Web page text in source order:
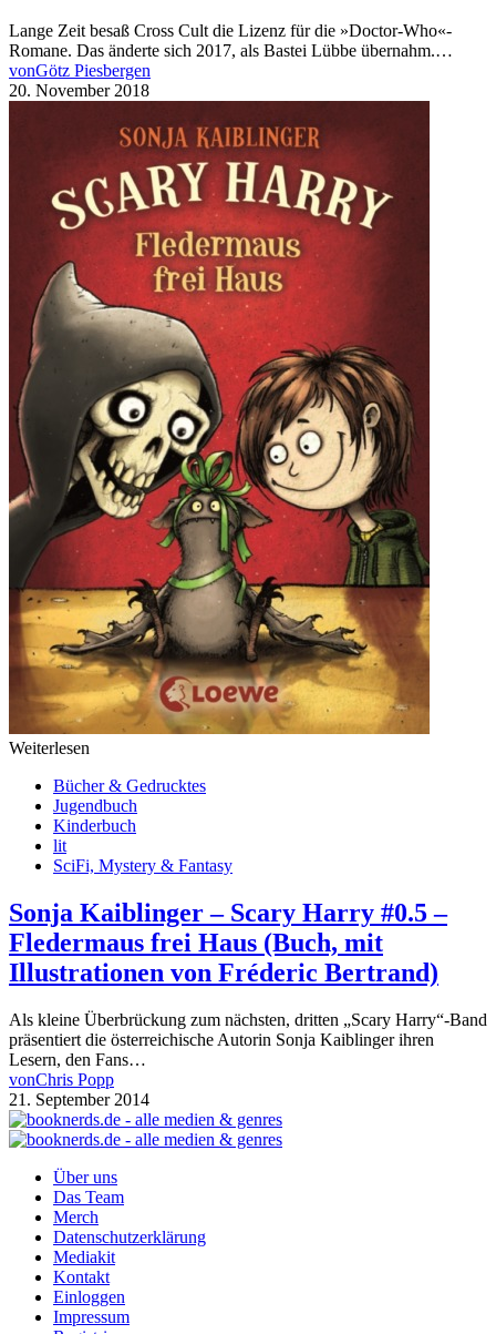
Lange Zeit besaß Cross Cult die Lizenz für die »Doctor-Who«-
Romane. Das änderte sich 2017, als Bastei Lübbe übernahm.…
vonGötz Piesbergen
20. November 2018
Weiterlesen
Bücher & Gedrucktes
Jugendbuch
Kinderbuch
lit
SciFi, Mystery & Fantasy
Sonja Kaiblinger – Scary Harry #0.5 –
Fledermaus frei Haus (Buch, mit
Illustrationen von Fréderic Bertrand)
Als kleine Überbrückung zum nächsten, dritten „Scary Harry“-Band
präsentiert die österreichische Autorin Sonja Kaiblinger ihren
Lesern, den Fans…
vonChris Popp
21. September 2014
Über uns
Das Team
Merch
Datenschutzerklärung
Mediakit
Kontakt
Einloggen
Impressum